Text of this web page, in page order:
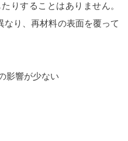
りすることはありません。
り、再材料の表面を覆って
影響が少ない